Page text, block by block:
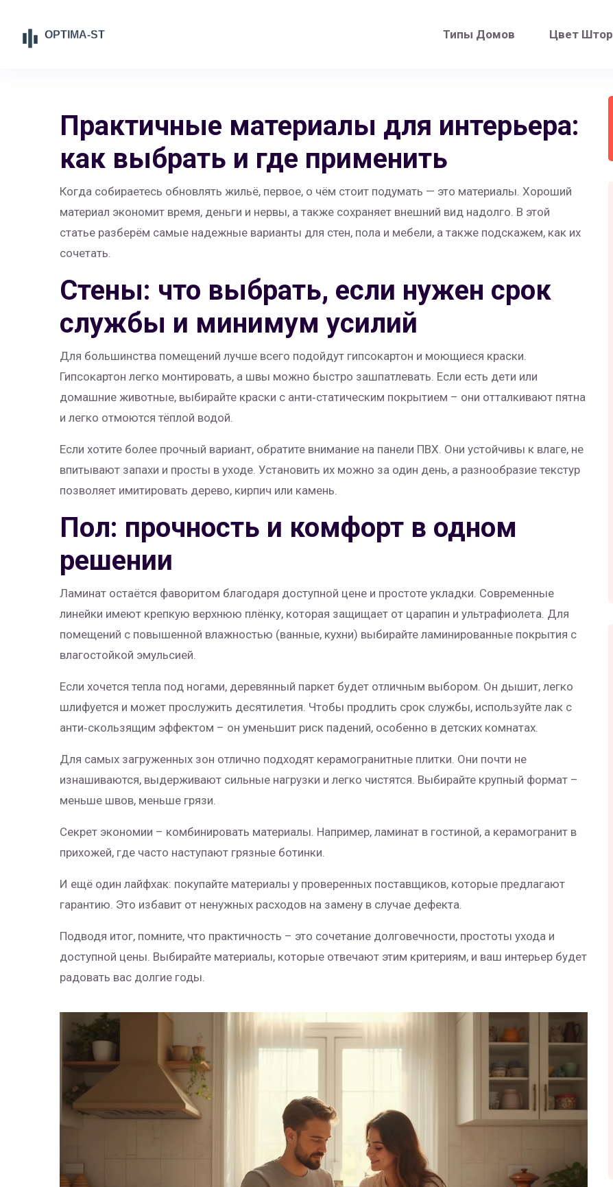
Типы Домов Цвет Штор
Практичные материалы для интерьера:
как выбрать и где применить
Когда собираетесь обновлять жильё, первое, о чём стоит подумать — это материалы. Хороший
материал экономит время, деньги и нервы, а также сохраняет внешний вид надолго. В этой
статье разберём самые надежные варианты для стен, пола и мебели, а также подскажем, как их
сочетать.
Стены: что выбрать, если нужен срок
службы и минимум усилий
Для большинства помещений лучше всего подойдут гипсокартон и моющиеся краски.
Гипсокартон легко монтировать, а швы можно быстро зашпатлевать. Если есть дети или
домашние животные, выбирайте краски с анти‑статическим покрытием – они отталкивают пятна
и легко отмоются тёплой водой.
Если хотите более прочный вариант, обратите внимание на панели ПВХ. Они устойчивы к влаге, не
впитывают запахи и просты в уходе. Установить их можно за один день, а разнообразие текстур
позволяет имитировать дерево, кирпич или камень.
Пол: прочность и комфорт в одном
решении
Ламинат остаётся фаворитом благодаря доступной цене и простоте укладки. Современные
линейки имеют крепкую верхнюю плёнку, которая защищает от царапин и ультрафиолета. Для
помещений с повышенной влажностью (ванные, кухни) выбирайте ламинированные покрытия с
влагостойкой эмульсией.
Если хочется тепла под ногами, деревянный паркет будет отличным выбором. Он дышит, легко
шлифуется и может прослужить десятилетия. Чтобы продлить срок службы, используйте лак с
анти‑скользящим эффектом – он уменьшит риск падений, особенно в детских комнатах.
Для самых загруженных зон отлично подходят керамогранитные плитки. Они почти не
изнашиваются, выдерживают сильные нагрузки и легко чистятся. Выбирайте крупный формат –
меньше швов, меньше грязи.
Секрет экономии – комбинировать материалы. Например, ламинат в гостиной, а керамогранит в
прихожей, где часто наступают грязные ботинки.
И ещё один лайфхак: покупайте материалы у проверенных поставщиков, которые предлагают
гарантию. Это избавит от ненужных расходов на замену в случае дефекта.
Подводя итог, помните, что практичность – это сочетание долговечности, простоты ухода и
доступной цены. Выбирайте материалы, которые отвечают этим критериям, и ваш интерьер будет
радовать вас долгие годы.